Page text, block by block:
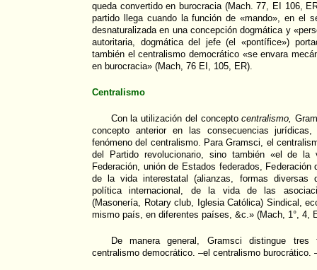
queda convertido en burocracia (Mach. 77, EI 106,
partido llega cuando la función de «mando», en el
desnaturalizada en una concepción dogmática y
autoritaria, dogmática del jefe (el «pontífice»)
también el centralismo democrático «se envara
en burocracia» (Mach, 76 EI, 105, ER).
Centralismo
Con la utilización del conceptocentralismo,
concepto anterior en las consecuencias
fenómeno del centralismo. Para Gramsci, el
del Partido revolucionario, sino también «el de la
Federación, unión de Estados federados,
de la vida interestatal (alianzas, formas diversas
política internacional, de la vida de las
(Masonería, Rotary club, Iglesia Católica) Sindical,
mismo país, en diferentes países, &c.» (Mach, 1°, 4,
De manera general, Gramsci distingue
centralismo democrático. –el centralismo burocrático.